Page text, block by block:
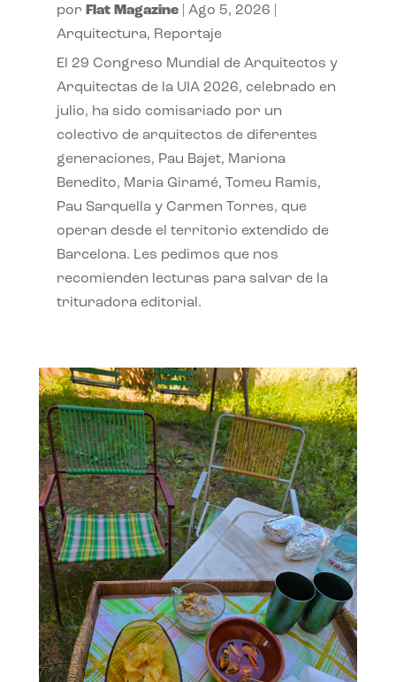
por Flat Magazine| Ago 5, 2026
Arquitectura, Reportaje
El 29 Congreso Mundial de Arquitectos y
Arquitectas de la UIA 2026, celebrado en
julio, ha sido comisariado por un
colectivo de arquitectos de diferentes
generaciones, Pau Bajet, Mariona
Benedito, Maria Giramé, Tomeu Ramis,
Pau Sarquella y Carmen Torres, que
operan desde el territorio extendido de
Barcelona. Les pedimos que nos
recomienden lecturas para salvar de la
trituradora editorial.